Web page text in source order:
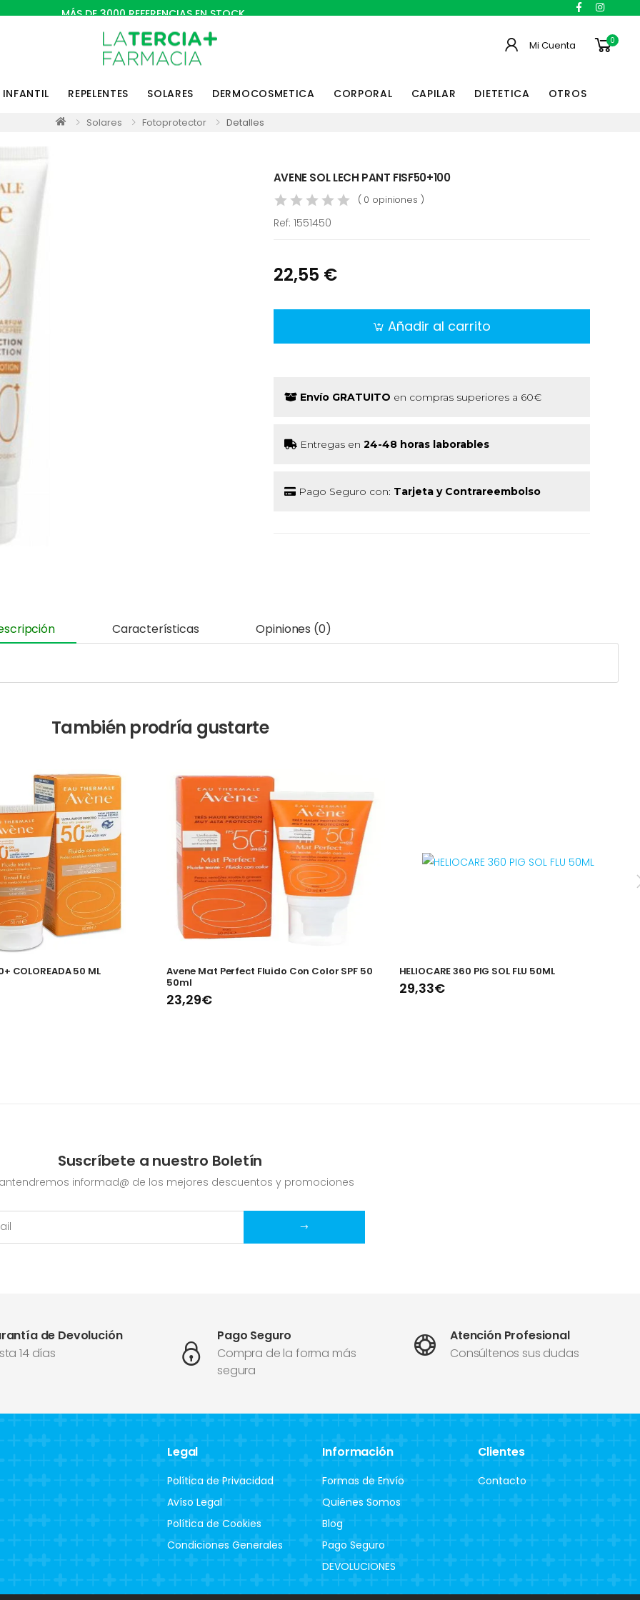
MÁS DE 3000 REFERENCIAS EN STOCK
Mi Cuenta 0
INFANTIL REPELENTES SOLARES DERMOCOSMETICA CORPORAL CAPILAR DIETETICA OTROS
Solares Fotoprotector Detalles
AVENE SOL LECH PANT FISF50+100
( 0 opiniones )
Ref: 1551450
22,55 €
Añadir al carrito
Envío GRATUITO en compras superiores a 60€
Entregas en 24-48 horas laborables
Pago Seguro con: Tarjeta y Contrareembolso
Características Opiniones (0)
También prodría gustarte
COLOREADA 50 ML
Avene Mat Perfect Fluido Con Color SPF 50
50ml
23,29€
HELIOCARE 360 PIG SOL FLU 50ML
29,33€
Suscríbete a nuestro Boletín
informad@ de los mejores descuentos y promociones
de Devolución
14 días
Pago Seguro
Compra de la forma más
segura
Atención Profesional
Consúltenos sus dudas
Legal
Política de Privacidad
Avíso Legal
Política de Cookies
Condiciones Generales
Información
Formas de Envío
Quiénes Somos
Blog
Pago Seguro
DEVOLUCIONES
Clientes
Contacto